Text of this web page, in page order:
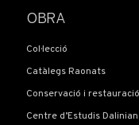
OBRA
Col·lecció
Catàlegs Raonats
Conservació i restauració
Centre d’Estudis